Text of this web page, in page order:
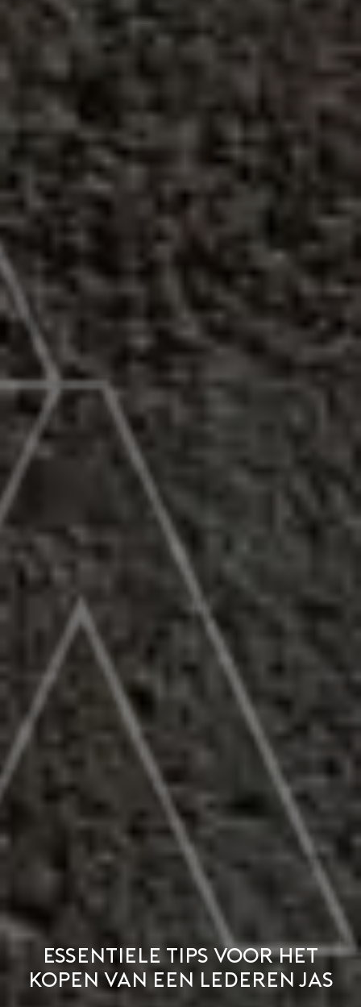
Essentiele tips voor het
kopen van een lederen jas